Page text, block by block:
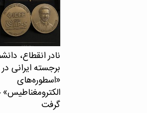
نادر انقطاع،
برجسته ایرانی
«اسطوره‌های
الکترومغناطیس»
گرفت